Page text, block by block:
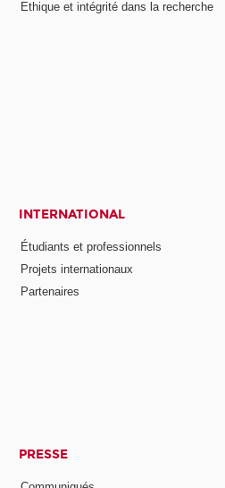
Ethique et intégrité dans la recherche
INTERNATIONAL
Étudiants et professionnels
Projets internationaux
Partenaires
PRESSE